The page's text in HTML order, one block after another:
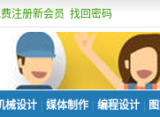
注册新会员 找回密码
械设计 媒体制作 编程设计